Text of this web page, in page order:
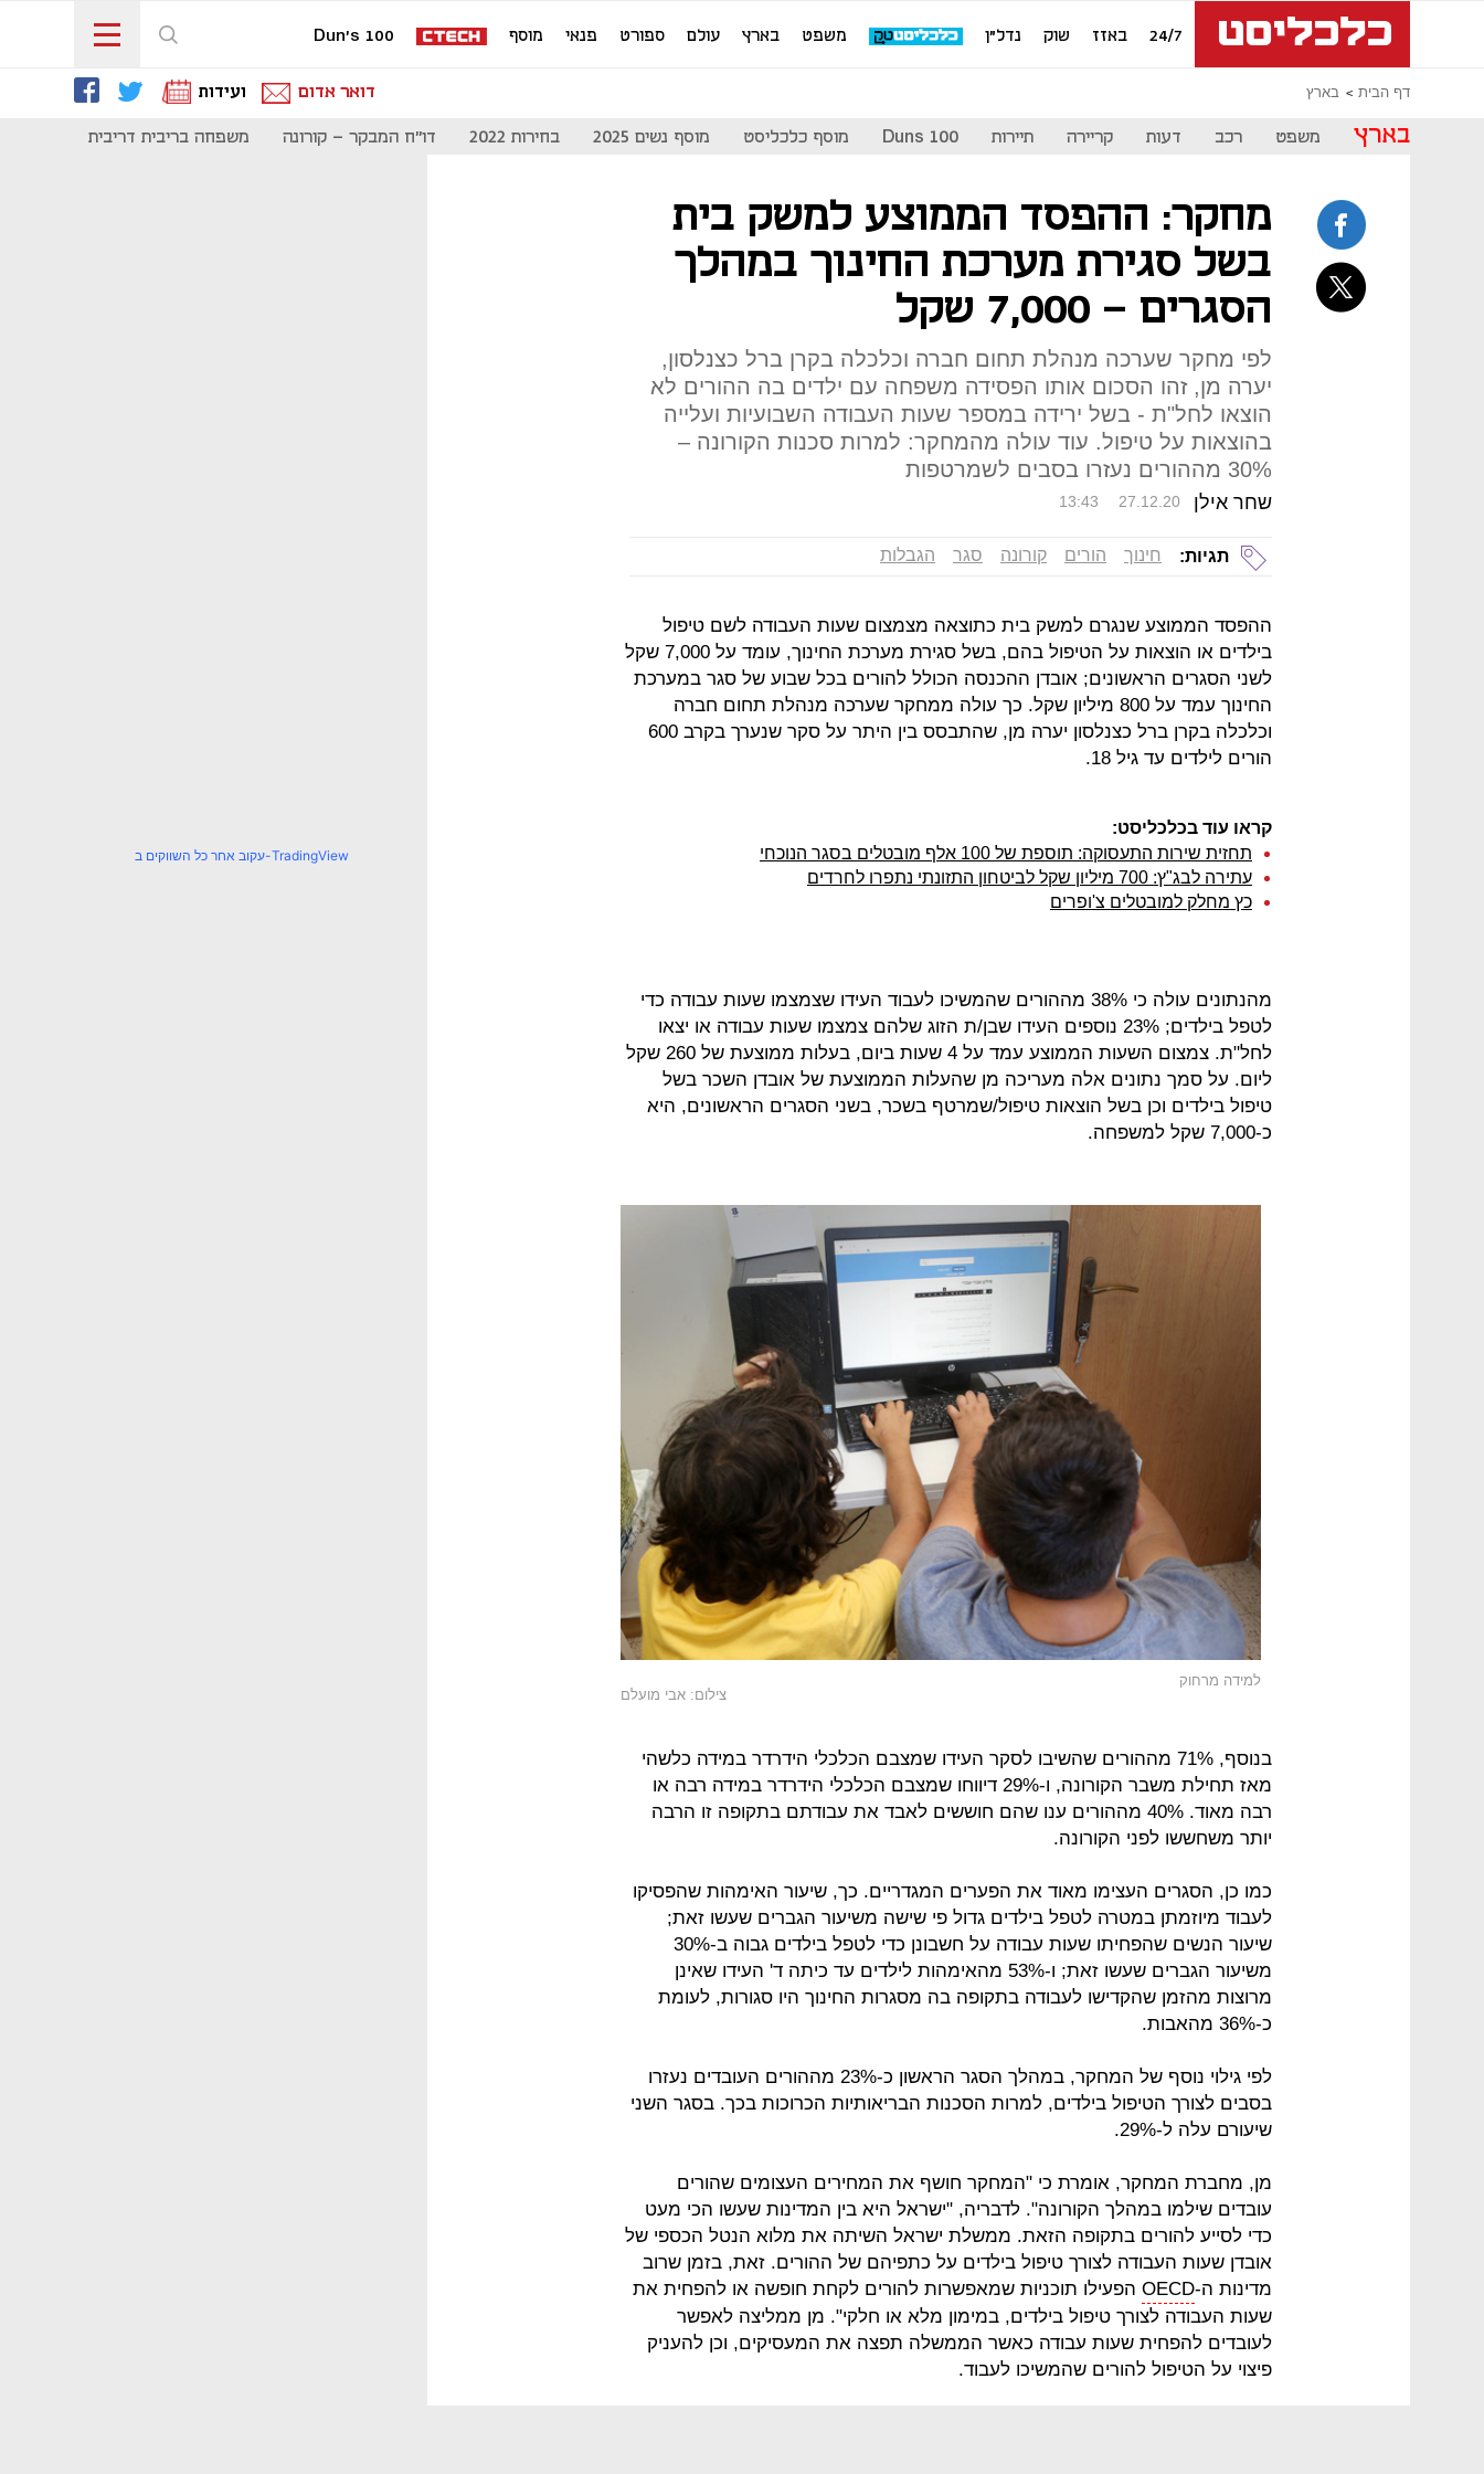
24/7 באזז שוק נדל"ן משפט בארץ עולם ספורט פנאי מוסף Dun's 100
דף הבית בארץ דואר אדום ועידות
בארץ משפט רכב דעות קריירה תיירות Duns 100 מוסף כלכליסט מוסף נשים 2025 בחירות 2022 דו"ח המבקר - קורונה משפחה בריבית דריבית
מחקר: ההפסד הממוצע למשק בית
בשל סגירת מערכת החינוך במהלך
הסגרים - 7,000 שקל
לפי מחקר שערכה מנהלת תחום חברה וכלכלה בקרן ברל כצנלסון,
יערה מן, זהו הסכום אותו הפסידה משפחה עם ילדים בה ההורים לא
הוצאו לחל"ת - בשל ירידה במספר שעות העבודה השבועיות ועלייה
בהוצאות על טיפול. עוד עולה מהמחקר: למרות סכנות הקורונה –
30% מההורים נעזרו בסבים לשמרטפות
שחר אילן 13:43 27.12.20
תגיות: חינוך הורים קורונה סגר הגבלות
ההפסד הממוצע שנגרם למשק בית כתוצאה מצמצום שעות העבודה לשם טיפול
בילדים או הוצאות על הטיפול בהם, בשל סגירת מערכת החינוך, עומד על 7,000 שקל
לשני הסגרים הראשונים; אובדן ההכנסה הכולל להורים בכל שבוע של סגר במערכת
החינוך עמד על 800 מיליון שקל. כך עולה ממחקר שערכה מנהלת תחום חברה
וכלכלה בקרן ברל כצנלסון יערה מן, שהתבסס בין היתר על סקר שנערך בקרב 600
הורים לילדים עד גיל 18.
קראו עוד בכלכליסט:
תחזית שירות התעסוקה: תוספת של 100 אלף מובטלים בסגר הנוכחי
עתירה לבג"ץ: 700 מיליון שקל לביטחון התזונתי נתפרו לחרדים
כץ מחלק למובטלים צ'ופרים
מהנתונים עולה כי 38% מההורים שהמשיכו לעבוד העידו שצמצמו שעות עבודה כדי
לטפל בילדים; 23% נוספים העידו שבן/ת הזוג שלהם צמצמו שעות עבודה או יצאו
לחל"ת. צמצום השעות הממוצע עמד על 4 שעות ביום, בעלות ממוצעת של 260 שקל
ליום. על סמך נתונים אלה מעריכה מן שהעלות הממוצעת של אובדן השכר בשל
טיפול בילדים וכן בשל הוצאות טיפול/שמרטף בשכר, בשני הסגרים הראשונים, היא
כ-7,000 שקל למשפחה.
למידה מרחוק
צילום: אבי מועלם
בנוסף, 71% מההורים שהשיבו לסקר העידו שמצבם הכלכלי הידרדר במידה כלשהי
מאז תחילת משבר הקורונה, ו-29% דיווחו שמצבם הכלכלי הידרדר במידה רבה או
רבה מאוד. 40% מההורים ענו שהם חוששים לאבד את עבודתם בתקופה זו הרבה
יותר משחששו לפני הקורונה.
כמו כן, הסגרים העצימו מאוד את הפערים המגדריים. כך, שיעור האימהות שהפסיקו
לעבוד מיוזמתן במטרה לטפל בילדים גדול פי שישה משיעור הגברים שעשו זאת;
שיעור הנשים שהפחיתו שעות עבודה על חשבונן כדי לטפל בילדים גבוה ב-30%
משיעור הגברים שעשו זאת; ו-53% מהאימהות לילדים עד כיתה ד' העידו שאינן
מרוצות מהזמן שהקדישו לעבודה בתקופה בה מסגרות החינוך היו סגורות, לעומת
כ-36% מהאבות.
לפי גילוי נוסף של המחקר, במהלך הסגר הראשון כ-23% מההורים העובדים נעזרו
בסבים לצורך הטיפול בילדים, למרות הסכנות הבריאותיות הכרוכות בכך. בסגר השני
שיעורם עלה ל-29%.
מן, מחברת המחקר, אומרת כי "המחקר חושף את המחירים העצומים שהורים
עובדים שילמו במהלך הקורונה". לדבריה, "ישראל היא בין המדינות שעשו הכי מעט
כדי לסייע להורים בתקופה הזאת. ממשלת ישראל השיתה את מלוא הנטל הכספי של
אובדן שעות העבודה לצורך טיפול בילדים על כתפיהם של ההורים. זאת, בזמן שרוב
מדינות ה-OECD הפעילו תוכניות שמאפשרות להורים לקחת חופשה או להפחית את
שעות העבודה לצורך טיפול בילדים, במימון מלא או חלקי". מן ממליצה לאפשר
לעובדים להפחית שעות עבודה כאשר הממשלה תפצה את המעסיקים, וכן להעניק
פיצוי על הטיפול להורים שהמשיכו לעבוד.
עקוב אחר כל השווקים ב-TradingView